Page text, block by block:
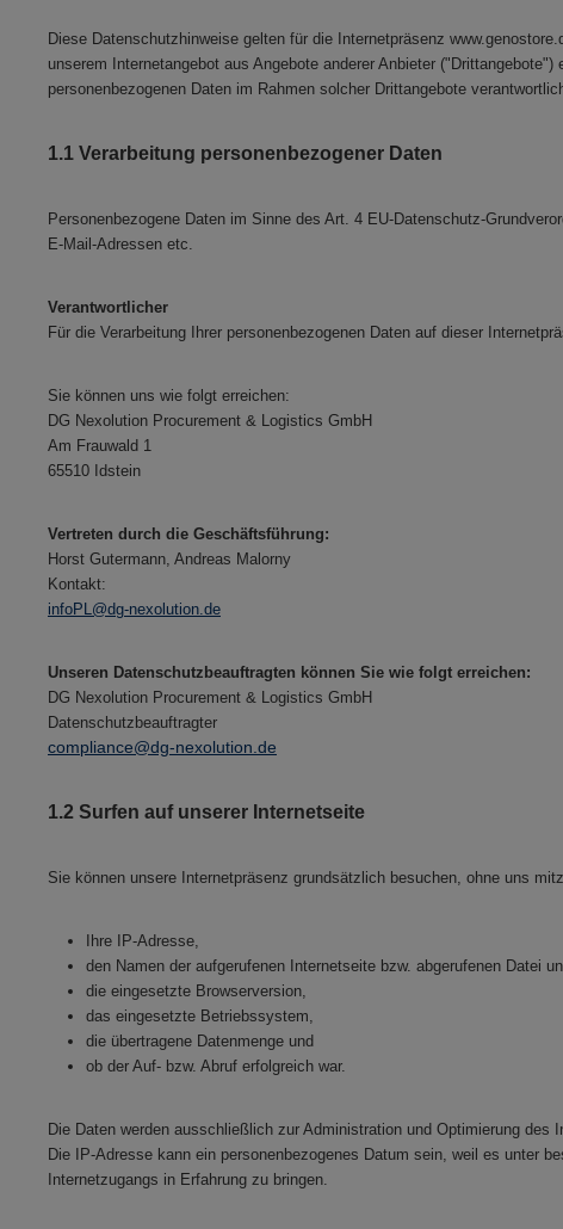
Diese Datenschutzhinweise gelten für die Internetpräsenz
unserem Internetangebot aus Angebote anderer Anbieter
personenbezogenen Daten im Rahmen solcher Drittangebote
1.1 Verarbeitung personenbezogener Daten
Personenbezogene Daten im Sinne des Art. 4 EU-Datenschutz-
E-Mail-Adressen etc.
Verantwortlicher
Für die Verarbeitung Ihrer personenbezogenen Daten auf dieser
Sie können uns wie folgt erreichen:
DG Nexolution Procurement & Logistics GmbH
Am Frauwald 1
65510 Idstein
Vertreten durch die Geschäftsführung:
Horst Gutermann, Andreas Malorny
Kontakt:
infoPL@dg-nexolution.de
Unseren Datenschutzbeauftragten können Sie wie folgt erreichen:
DG Nexolution Procurement & Logistics GmbH
Datenschutzbeauftragter
compliance@dg-nexolution.de
1.2 Surfen auf unserer Internetseite
Sie können unsere Internetpräsenz grundsätzlich besuchen, ohne uns
Ihre IP-Adresse,
den Namen der aufgerufenen Internetseite bzw. abgerufenen Datei
die eingesetzte Browserversion,
das eingesetzte Betriebssystem,
die übertragene Datenmenge und
ob der Auf- bzw. Abruf erfolgreich war.
Die Daten werden ausschließlich zur Administration und Optimierung des
Die IP-Adresse kann ein personenbezogenes Datum sein, weil es unter
Internetzugangs in Erfahrung zu bringen.